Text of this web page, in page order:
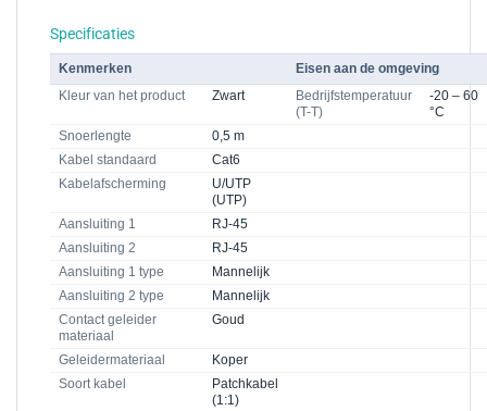
Specificaties
Kenmerken
Eisen aan de omgeving
Kleur van het product
Zwart
Bedrijfstemperatuur
(T-T)
-20 – 60
°C
Snoerlengte
0,5 m
Kabel standaard
Cat6
Kabelafscherming
U/UTP
(UTP)
Aansluiting 1
RJ-45
Aansluiting 2
RJ-45
Aansluiting 1 type
Mannelijk
Aansluiting 2 type
Mannelijk
Contact geleider
materiaal
Goud
Geleidermateriaal
Koper
Soort kabel
Patchkabel
(1:1)